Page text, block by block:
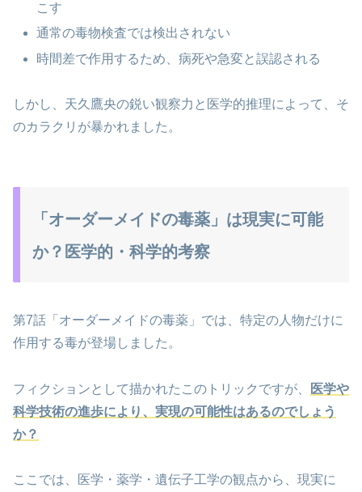
こす
通常の毒物検査では検出されない
時間差で作用するため、病死や急変と誤認される
しかし、天久鷹央の鋭い観察力と医学的推理によって、そ
のカラクリが暴かれました。
「オーダーメイドの毒薬」は現実に可能
か？医学的・科学的考察
第7話「オーダーメイドの毒薬」では、特定の人物だけに
作用する毒が登場しました。
フィクションとして描かれたこのトリックですが、
医学や
科学技術の進歩により、実現の可能性はあるのでしょう
か？
ここでは、医学・薬学・遺伝子工学の観点から、現実に